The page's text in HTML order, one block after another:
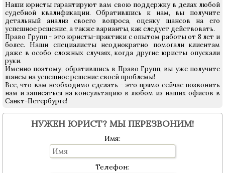
Наши юристы гарантируют вам свою поддержку в делах любой
судебной квалификации. Обратившись к нам, вы получите
детальный анализ своего вопроса, оценку шансов на его
успешное решение, а также варианты, как следует действовать.
Право Групп - это юристы-практики с опытом работы от 8 лет и
более. Наши специалисты неоднократно помогали клиентам
даже в особо сложных случаях, когда другие юристы опускали
руки.
Именно поэтому, обратившись в Право Групп, вы уже получите
шансы на успешное решение своей проблемы!
Все, что вам необходимо сделать - это прямо сейчас позвонить
нам и записаться на консультацию в любом из наших офисов в
Санкт-Петербурге!
НУЖЕН ЮРИСТ? МЫ ПЕРЕЗВОНИМ!
Имя:
Телефон: